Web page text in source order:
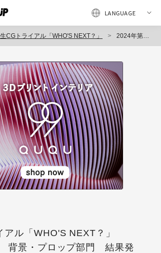
CGトライアル「WHO'S NEXT？」 2024年第2弾 背景・プロップ部門 結果発表！ 優秀賞&審査員講評コメント一挙公開
アル「WHO'S NEXT？」
背景・プロップ部門 結果発